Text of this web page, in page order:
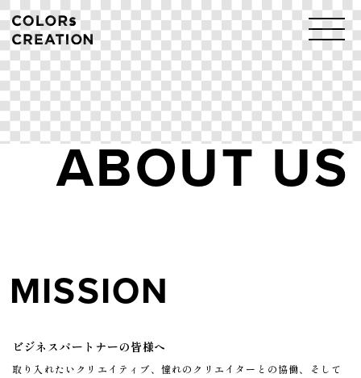
Skip
content
ABOUT US
MISSION
ビジネスパートナーの皆様へ
取り入れたいクリエイティブ、憧れのクリエイターとの協働、そして